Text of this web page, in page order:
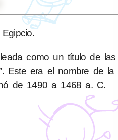
como un título de las
Este era el nombre de la
de 1490 a 1468 a. C.